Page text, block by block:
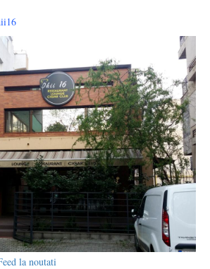
la noutati